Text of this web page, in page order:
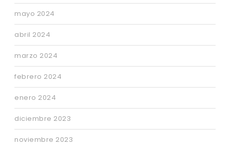
mayo 2024
abril 2024
marzo 2024
febrero 2024
enero 2024
diciembre 2023
noviembre 2023